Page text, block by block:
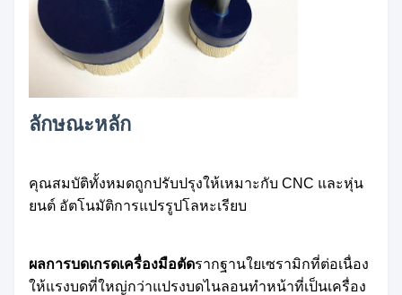
ลักษณะหลัก
คุณสมบัติทั้งหมดถูกปรับปรุงให้เหมาะกับ CNC และหุ่น
ยนต์ อัตโนมัติการแปรรูปโลหะเรียบ
ผลการบดเกรดเครื่องมือตัดรากฐานใยเซรามิกที่ต่อเนื่อง
ให้แรงบดที่ใหญ่กว่าแปรงบดไนลอนทําหน้าที่เป็นเครื่อง